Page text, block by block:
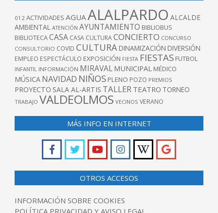
012 ACTIVIDADES AGUA ALALPARDO ALCALDE
AMBIENTAL ATENCIÓN AYUNTAMIENTO BIBLIOBUS
BIBLIOTECACASA CASA CULTURACONCIERTO CONCURSO
CONSULTORIO COVID CULTURA DINAMIZACIÓN DIVERSIÓN
EMPLEO ESPECTÁCULO EXPOSICIÓN FIESTA FIESTAS FUTBOL
INFANTIL INFORMACIÓN MIRAVAL MUNICIPAL MÉDICO
MÚSICA NAVIDAD NIÑOS PLENO POZO PREMIOS
PROYECTO SALA AL-ARTIS TALLER TEATRO TORNEO
TRABAJO VALDEOLMOS VECINOS VERANO
MÁS INFO EN INTERNET
OTROS ACCESOS
INFORMACIÓN SOBRE COOKIES
POLÍTICA PRIVACIDAD Y AVISO LEGAL